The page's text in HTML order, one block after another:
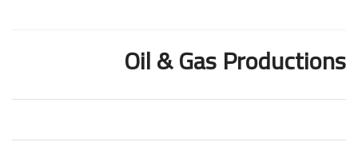
Oil & Gas Productions